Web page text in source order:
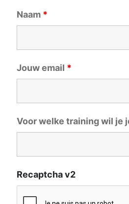
Naam *
Jouw email *
Voor welke training wil je
Recaptcha v2